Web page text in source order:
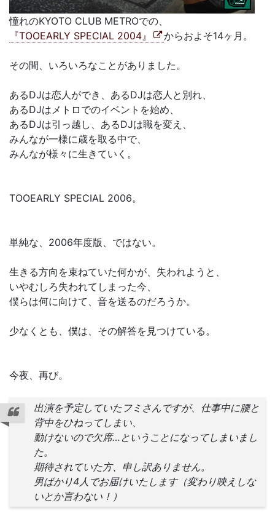
憧れのKYOTO CLUB METROでの、
『TOOEARLY SPECIAL 2004』
からおよそ14ヶ月。
その間、いろいろなことがありました。
あるDJは恋人ができ、あるDJは恋人と別れ、
あるDJはメトロでのイベントを始め、
あるDJは引っ越し、あるDJは職を変え、
みんなが一様に歳を取る中で、
みんなが様々に生きていく。
TOOEARLY SPECIAL 2006。
単純な、2006年度版、ではない。
生きる方向を束ねていた何かが、失われようと、
いやむしろ失われてしまった今、
僕らは何に向けて、音を送るのだろうか。
少なくとも、僕は、その解答を見つけている。
今夜、再び。
出演を予定していたフミさんですが、仕事中に腰と
背中をひねってしまい、
動けないので欠席…ということになってしまいまし
た。
期待されていた方、申し訳ありません。
男ばかり4人でお届けいたします（変わり映えしな
いとか言わない！）